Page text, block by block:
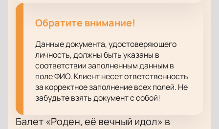
Обратите внимание!
Данные документа, удостоверяющего
личность, должны быть указаны в
соответствии заполненным данным в
поле ФИО. Клиент несет ответственность
за корректное заполнение всех полей. Не
забудьте взять документ с собой!
Балет «Роден, её вечный идол» в